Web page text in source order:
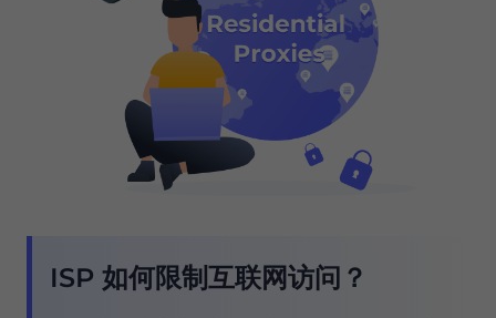
ISP 如何限制互联网访问？